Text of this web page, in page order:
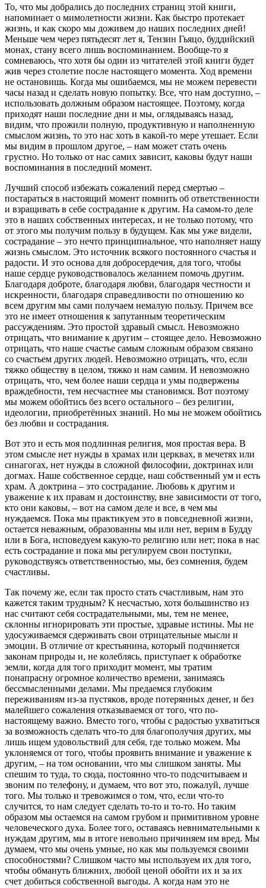
То, что мы добрались до последних страниц этой книги,
напоминает о мимолетности жизни. Как быстро протекает
жизнь, и как скоро мы доживем до наших последних дней!
Меньше чем через пятьдесят лет я, Тензин Гьяцо, буддийский
монах, стану всего лишь воспоминанием. Вообще-то я
сомневаюсь, что хотя бы один из читателей этой книги будет
жив через столетие после настоящего момента. Ход времени
не остановишь. Когда мы ошибаемся, мы не можем перевести
часы назад и сделать новую попытку. Все, что нам доступно, –
использовать должным образом настоящее. Поэтому, когда
приходят наши последние дни и мы, оглядываясь назад,
видим, что прожили полную, продуктивную и наполненную
смыслом жизнь, то это нас хоть в какой-то мере утешает. Если
мы видим в прошлом другое, – нам может стать очень
грустно. Но только от нас самих зависит, каковы будут наши
воспоминания в последний момент.
Лучший способ избежать сожалений перед смертью –
постараться в настоящий момент помнить об ответственности
и взращивать в себе сострадание к другим. На самом-то деле
это в наших собственных интересах, и не только потому, что
от этого мы получим пользу в будущем. Как мы уже видели,
сострадание – это нечто принципиальное, что наполняет нашу
жизнь смыслом. Это источник всякого постоянного счастья и
радости. И это основа для добросердечия, для того, чтобы
наше сердце руководствовалось желанием помочь другим.
Благодаря доброте, благодаря любви, благодаря честности и
искренности, благодаря справедливости по отношению ко
всем другим мы сами получаем немалую пользу. Причем все
это не имеет отношения к запутанным теоретическим
рассуждениям. Это простой здравый смысл. Невозможно
отрицать, что внимание к другим – стоящее дело. Невозможно
отрицать, что наше счастье самым сложным образом связано
со счастьем других людей. Невозможно отрицать, что, если
тяжко обществу в целом, тяжко и нам самим. И невозможно
отрицать, что, чем более наши сердца и умы подвержены
враждебности, тем несчастнее мы становимся. Вот поэтому
мы можем обойтись без всего остального – без религии,
идеологии, приобретённых знаний. Но мы не можем обойтись
без любви и сострадания.
Вот это и есть моя подлинная религия, моя простая вера. В
этом смысле нет нужды в храмах или церквах, в мечетях или
синагогах, нет нужды в сложной философии, доктринах или
догмах. Наше собственное сердце, наш собственный ум и есть
храм. А доктрина – это сострадание. Любовь к другим и
уважение к их правам и достоинству, вне зависимости от того,
кто они каковы, – вот на самом деле и все, в чем мы
нуждаемся. Пока мы практикуем это в повседневной жизни,
остается неважным, образованны мы или нет, верим в Будду
или в Бога, исповедуем какую-то религию или нет; пока в нас
есть сострадание и пока мы регулируем свои поступки,
руководствуясь ответственностью, мы, без сомнения, будем
счастливы.
Так почему же, если так просто стать счастливым, нам это
кажется таким трудным? К несчастью, хотя большинство из
нас считают себя сострадательными, мы, тем не менее,
склонны игнорировать эти простые, здравые истины. Мы не
удосуживаемся сдерживать свои отрицательные мысли и
эмоции. В отличие от крестьянина, который подчиняется
законам природы и, не колеблясь, приступает к обработке
земли, когда для того приходит момент, мы тратим
понапрасну огромное количество времени, занимаясь
бессмысленными делами. Мы предаемся глубоким
переживаниям из-за пустяков, вроде потерянных денег, и без
малейшего сожаления отказываемся от того, что по-
настоящему важно. Вместо того, чтобы с радостью ухватиться
за возможность сделать что-то для благополучия других, мы
лишь ищем удовольствий для себя, где только можем. Мы
уклоняемся от того, чтобы проявить внимание и уважение к
другим, – на том основании, что мы слишком заняты. Мы
спешим то туда, то сюда, постоянно что-то подсчитываем и
звоним по телефону, и думаем, что вот это, пожалуй, лучше
того. Мы только и тревожимся о том, что, если что-то
случится, то нам следует сделать то-то и то-то. Но таким
образом мы остаемся на самом грубом и примитивном уровне
человеческого духа. Более того, оставаясь невнимательными к
нуждам другим, мы в итоге невольно причиняем им вред. Мы
думаем, что мы очень умные, но как мы пользуемся своими
способностями? Слишком часто мы используем их для того,
чтобы обмануть ближних, любой ценой обойти их и за их
счет добиться собственной выгоды. А когда нам это не